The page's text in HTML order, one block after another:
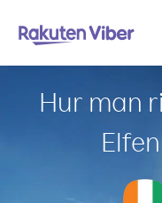
Hur man